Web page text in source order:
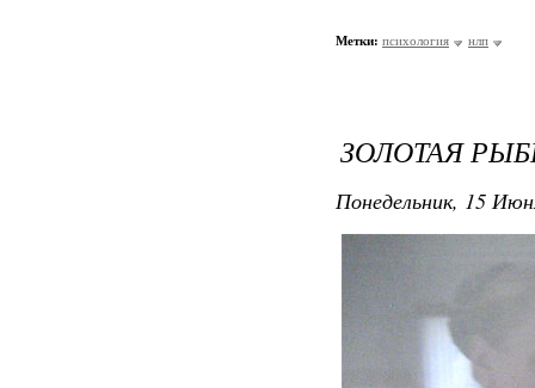
Метки: психология нлп
ЗОЛОТАЯ
Понедельник, 15